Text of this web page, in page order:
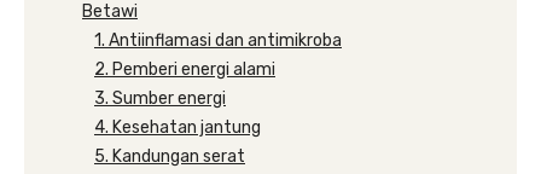
Betawi
1. Antiinflamasi dan antimikroba
2. Pemberi energi alami
3. Sumber energi
4. Kesehatan jantung
5. Kandungan serat